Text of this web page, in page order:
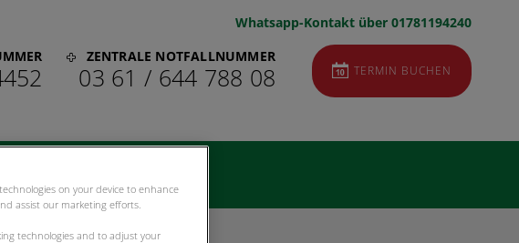
Whatsapp-Kontakt über 01781194240
ZENTRALE NOTFALLNUMMER
03 61 / 644 788 08 TERMIN BUCHEN
on your device to enhance
assist our marketing efforts.
technologies and to adjust your